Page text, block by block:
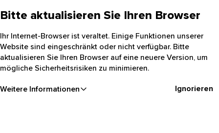
Bitte aktualisieren Sie Ihren Browser
Ihr Internet-Browser ist veraltet. Einige Funktionen unserer
Website sind eingeschränkt oder nicht verfügbar. Bitte
aktualisieren Sie Ihren Browser auf eine neuere Version, um
mögliche Sicherheitsrisiken zu minimieren.
Weitere Informationen Ignorieren